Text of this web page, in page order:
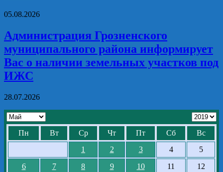
05.08.2026
Администрация Грозненского
муниципального района информирует
Вас о наличии земельных участков под
ИЖС
28.07.2026
Пн Вт Ср Чт Пт Сб
Вс
1
2 3 4
5
6
7 8 9 10 11
12